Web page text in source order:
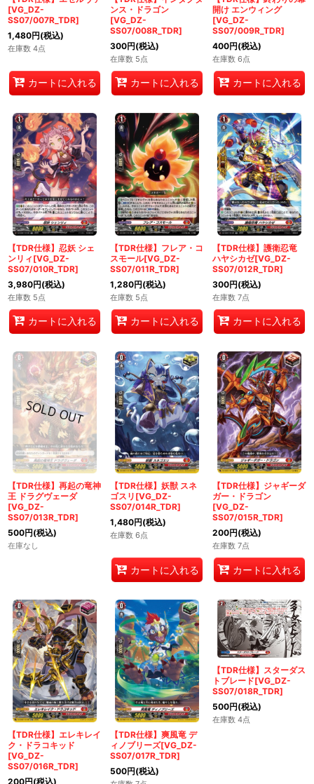
[VG_DZ-
SS07/007R_TDR]
1,480円(税込)
在庫数 4点
カートに入れる
ンス・ドラゴン
[VG_DZ-
SS07/008R_TDR]
300円(税込)
在庫数 5点
カートに入れる
開け エンウィング
[VG_DZ-
SS07/009R_TDR]
400円(税込)
在庫数 6点
カートに入れる
【TDR仕様】忍妖 シェ
ンリィ[VG_DZ-
SS07/010R_TDR]
3,980円(税込)
在庫数 5点
カートに入れる
【TDR仕様】フレア・コ
スモール[VG_DZ-
SS07/011R_TDR]
1,280円(税込)
在庫数 5点
カートに入れる
【TDR仕様】護衛忍竜
ハヤシカゼ[VG_DZ-
SS07/012R_TDR]
300円(税込)
在庫数 7点
カートに入れる
【TDR仕様】再起の竜神
王 ドラグヴェーダ
[VG_DZ-
SS07/013R_TDR]
500円(税込)
在庫なし
【TDR仕様】妖獣 スネ
ゴスリ[VG_DZ-
SS07/014R_TDR]
1,480円(税込)
在庫数 6点
カートに入れる
【TDR仕様】ジャギーダ
ガー・ドラゴン
[VG_DZ-
SS07/015R_TDR]
200円(税込)
在庫数 7点
カートに入れる
【TDR仕様】エレキレイ
ク・ドラコキッド
[VG_DZ-
SS07/016R_TDR]
200円(税込)
【TDR仕様】爽風竜 デ
ィノブリーズ[VG_DZ-
SS07/017R_TDR]
500円(税込)
【TDR仕様】スターダス
トブレード[VG_DZ-
SS07/018R_TDR]
500円(税込)
在庫数 4点